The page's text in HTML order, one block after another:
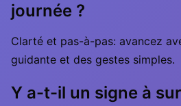
journée ?
Clarté et pas-à-pas: avancez
guidante et des gestes simples.
Y a-t-il un signe à